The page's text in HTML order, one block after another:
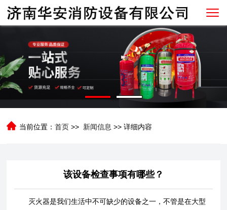
当前位置：首页 >> 新闻信息>> 详细内容
该设备检查事项有哪些？
灭火器是我们生活中不可缺少的设备之一，不管是在大型